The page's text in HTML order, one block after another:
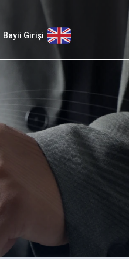
Bayii Girişi